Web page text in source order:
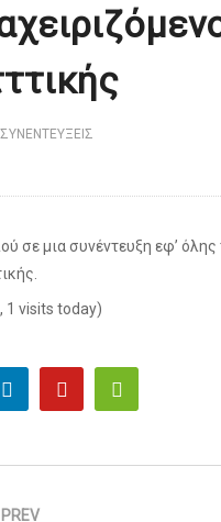
ΣΥΝΕΝΤΕΥΞΕΙΣ
σε μια συνέντευξη εφ’
1 visits today)
PREV